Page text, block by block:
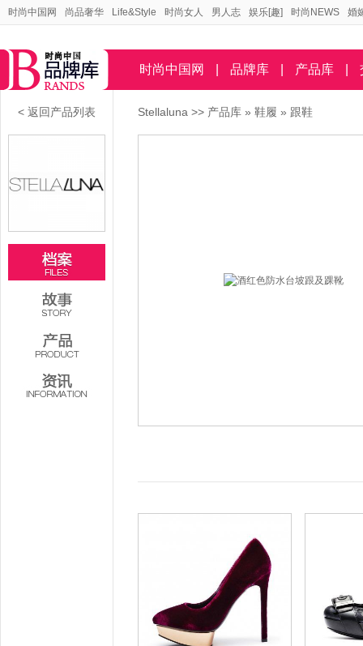
时尚中国网 尚品奢华 Life&Style 时尚女人 男人志 娱乐[趣] 时尚NEWS 婚
时尚中国网 品牌库 产品库
< 返回产品列表 Stellaluna >> 产品库 » 鞋履 » 跟鞋